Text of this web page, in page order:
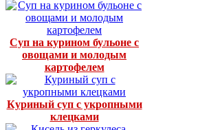
Суп на курином бульоне с
овощами и молодым
картофелем
Куриный суп с укропными
клецками